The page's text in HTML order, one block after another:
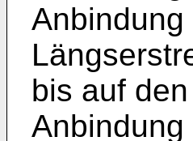
bis auf